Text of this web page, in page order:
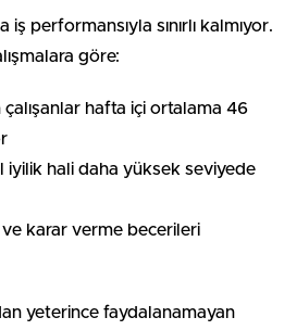
iş performansıyla sınırlı kalmıyor.
göre:
çalışanlar hafta içi ortalama 46
iyilik hali daha yüksek seviyede
ve karar verme becerileri
yeterince faydalanamayan